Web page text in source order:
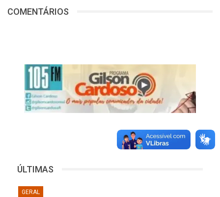
COMENTÁRIOS
ÚLTIMAS
GERAL